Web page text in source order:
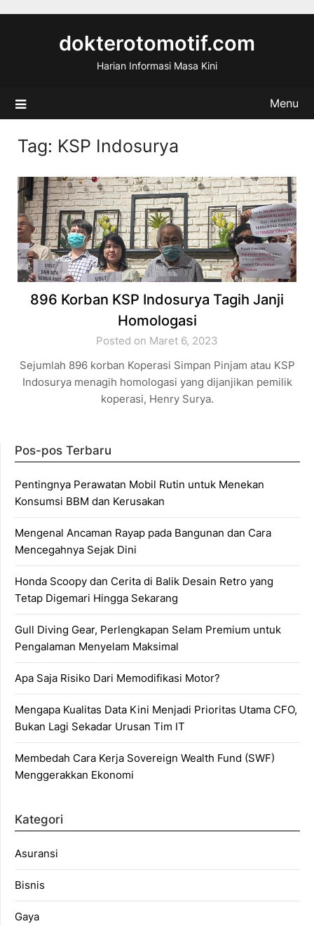
dokterotomotif.com
Harian Informasi Masa Kini
Menu
Tag: KSP Indosurya
896 Korban KSP Indosurya Tagih Janji
Homologasi
Posted on Maret 6, 2023
Sejumlah 896 korban Koperasi Simpan Pinjam atau KSP
Indosurya menagih homologasi yang dijanjikan pemilik
koperasi, Henry Surya.
Pos-pos Terbaru
Pentingnya Perawatan Mobil Rutin untuk Menekan
Konsumsi BBM dan Kerusakan
Mengenal Ancaman Rayap pada Bangunan dan Cara
Mencegahnya Sejak Dini
Honda Scoopy dan Cerita di Balik Desain Retro yang
Tetap Digemari Hingga Sekarang
Gull Diving Gear, Perlengkapan Selam Premium untuk
Pengalaman Menyelam Maksimal
Apa Saja Risiko Dari Memodifikasi Motor?
Mengapa Kualitas Data Kini Menjadi Prioritas Utama CFO,
Bukan Lagi Sekadar Urusan Tim IT
Membedah Cara Kerja Sovereign Wealth Fund (SWF)
Menggerakkan Ekonomi
Kategori
Asuransi
Bisnis
Gaya